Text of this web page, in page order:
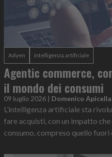
Adyen intelligenza artificiale
Agentic commerce,
il mondo dei consumi
09 luglio 2026 | Domenico Apicella
L’intelligenza artificiale sta
fare acquisti, con un impatto
consumo, compreso quello fuori